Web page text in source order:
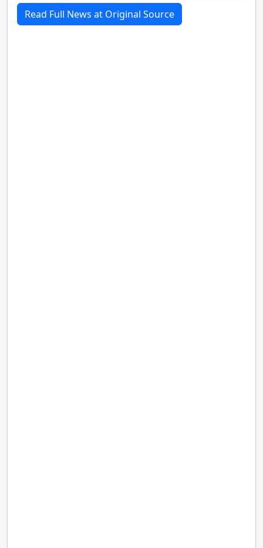
Read Full News at Original Source